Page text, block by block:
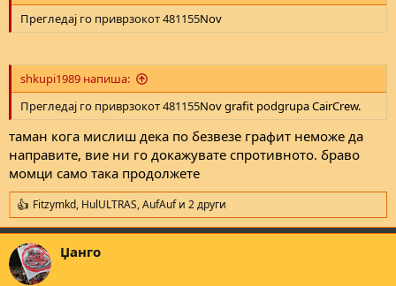
Прегледај го приврзокот 481155Nov
shkupi1989 напиша:
Прегледај го приврзокот 481155Nov grafit podgrupa CairCrew.
таман кога мислиш дека по безвезе графит неможе да
направите, вие ни го докажувате спротивното. браво
момци само така продолжете
R
e
a
c
t
i
Fitzymkd, HulULTRAS,AufAufи 2 други
Џанго